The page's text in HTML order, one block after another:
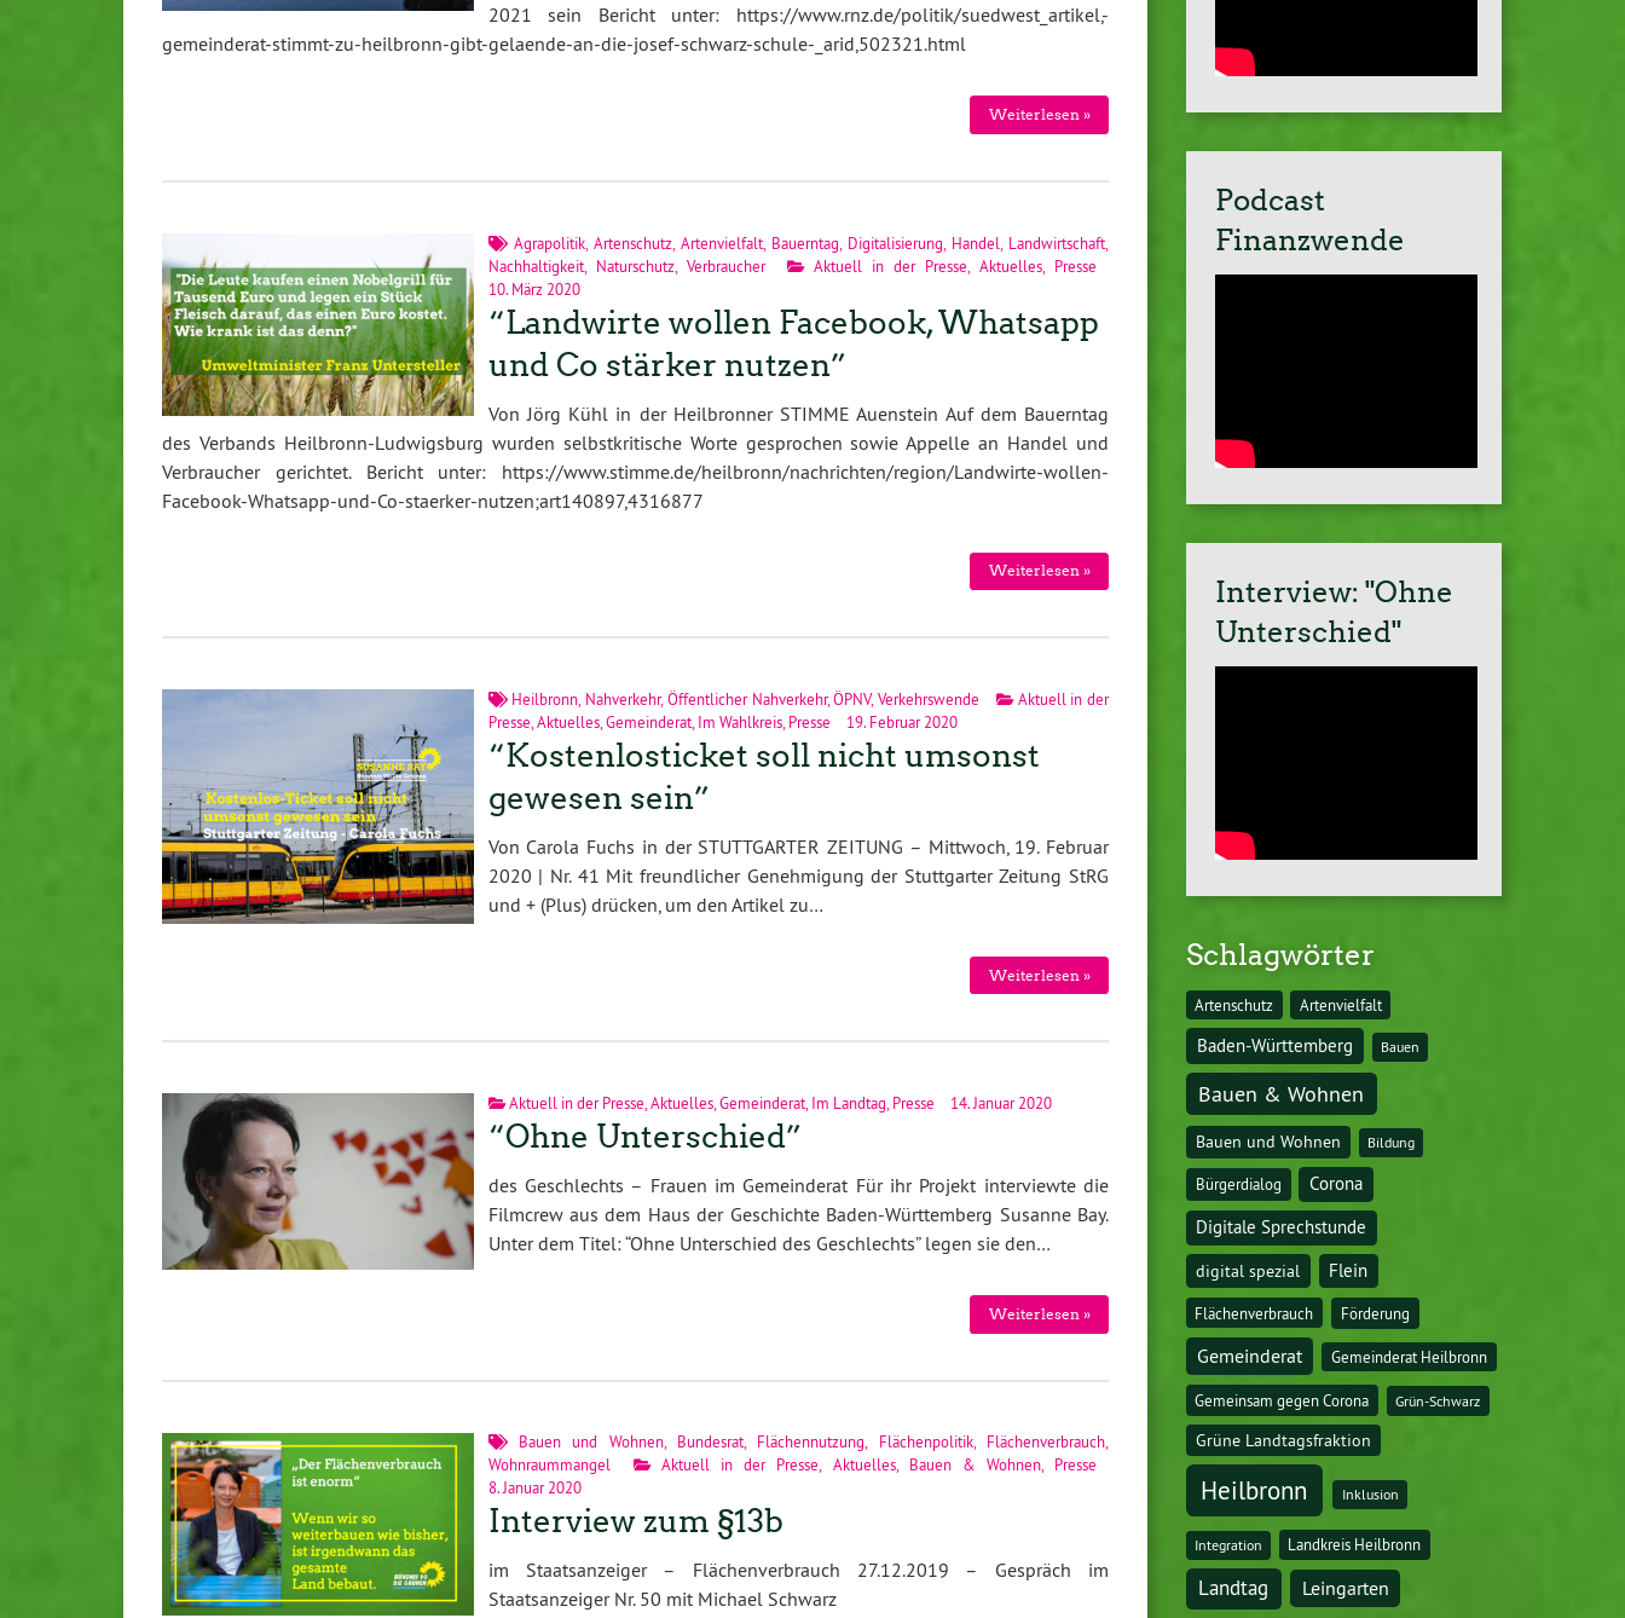
2021 sein Bericht unter: https://www.rnz.de/politik/suedwest_artikel,-
gemeinderat-stimmt-zu-heilbronn-gibt-gelaende-an-die-josef-schwarz-schule-_arid,502321.html
Weiterlesen »
Agrapolitik, Artenschutz, Artenvielfalt, Bauerntag Digitalisierung Handel Landwirtschaft
Nachhaltigkeit, Naturschutz, Verbraucher Aktuell in der Presse ,Aktuelles
Presse
10. März 2020
“Landwirte wollen Facebook, Whatsapp
und Co stärker nutzen”
Von Jörg Kühl in der Heilbronner STIMME Auenstein Auf dem Bauerntag
des Verbands Heilbronn-Ludwigsburg wurden selbstkritische Worte gesprochen sowie Appelle an Handel und
Verbraucher gerichtet. Bericht unter: https://www.stimme.de/heilbronn/nachrichten/region/Landwirte-wollen-
Facebook-Whatsapp-und-Co-staerker-nutzen;art140897,4316877
Weiterlesen »
Heilbronn Nahverkehr, Öffentlicher Nahverkehr,ÖPNV,Verkehrswende
Aktuell in der
Presse Aktuelles, Gemeinderat, Im Wahlkreis, Presse 19. Februar 2020
“Kostenlosticket soll nicht umsonst
gewesen sein”
Von Carola Fuchs in der STUTTGARTER ZEITUNG – Mittwoch, 19. Februar
2020 | Nr. 41 Mit freundlicher Genehmigung der Stuttgarter Zeitung StRG
und + (Plus) drücken, um den Artikel zu…
Weiterlesen »
Aktuell in der Presse Aktuelles, Gemeinderat, Im Landtag Presse 14. Januar 2020
“Ohne Unterschied”
des Geschlechts – Frauen im Gemeinderat Für ihr Projekt interviewte die
Filmcrew aus dem Haus der Geschichte Baden-Württemberg Susanne Bay.
Unter dem Titel: “Ohne Unterschied des Geschlechts” legen sie den…
Weiterlesen »
Bauen und Wohnen, Bundesrat, Flächennutzung, Flächenpolitik, Flächenverbrauch,
Wohnraummangel
Aktuell in der Presse, Aktuelles, Bauen & Wohnen, Presse
8. Januar 2020
Interview zum §13b
im Staatsanzeiger – Flächenverbrauch 27.12.2019 – Gespräch im
Staatsanzeiger Nr. 50 mit Michael Schwarz
Podcast
Finanzwende
Interview: "Ohne
Unterschied"
Schlagwörter
Artenschutz Artenvielfalt
Baden-Württemberg Bauen
Bauen & Wohnen
Bauen und Wohnen Bildung
Bürgerdialog Corona
Digitale Sprechstunde
digital spezial
Flein
Flächenverbrauch Förderung
Gemeinderat Gemeinderat Heilbronn
Gemeinsam gegen Corona Grün-Schwarz
Grüne Landtagsfraktion
Heilbronn Inklusion
Integration Landkreis Heilbronn
Landtag Leingarten